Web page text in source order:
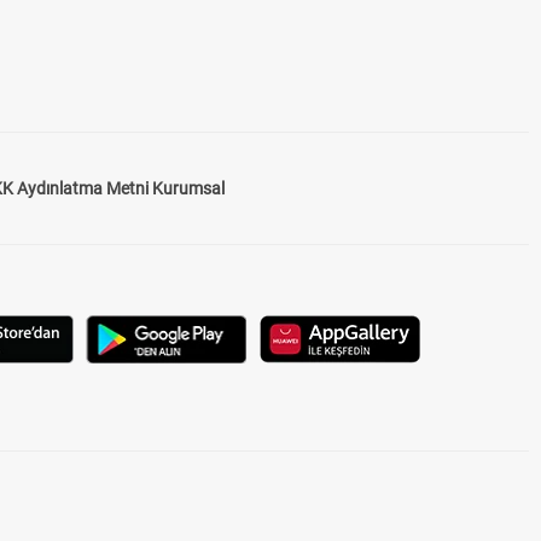
Aydınlatma Metni Kurumsal